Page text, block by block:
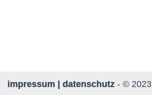
impressum | datenschutz - © 2023